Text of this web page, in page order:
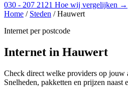
030 - 207 2121 Hoe wij vergelijken →
Home / Steden / Hauwert
Internet per postcode
Internet in Hauwert
Check direct welke providers op jouw
Snelheden, pakketten en prijzen naast